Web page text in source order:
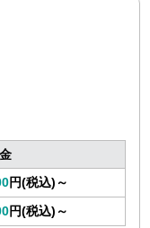
円(税込)～
円(税込)～